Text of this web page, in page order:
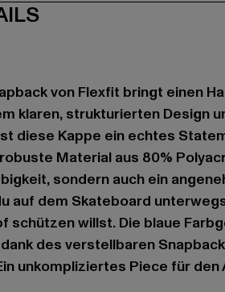
von Flexfit bringt einen
klaren, strukturierten Design
diese Kappe ein echtes
Material aus 80%
sondern auch ein
auf dem Skateboard
schützen willst. Die blaue
des verstellbaren
unkompliziertes Piece für den